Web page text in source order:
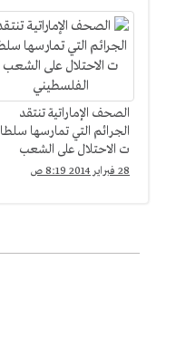
الصحف الإماراتية تنتقد
الجرائم التي تمارسها سلطا
ت الاحتلال على الشعب
الفلسطيني
28 فبراير 2014 8:19 ص